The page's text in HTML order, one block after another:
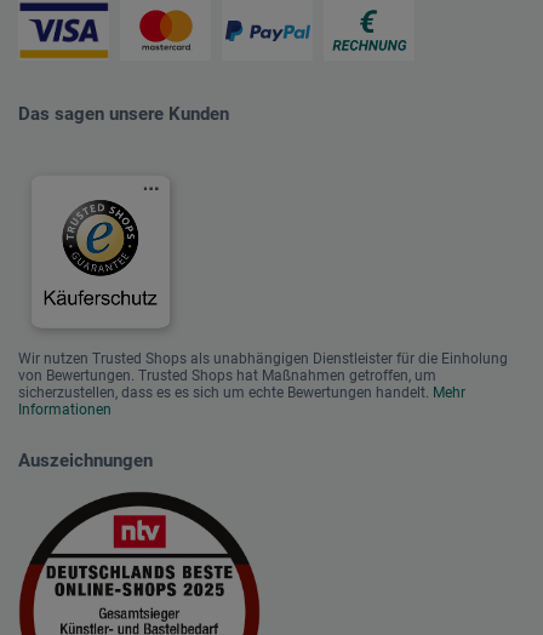
Das sagen unsere Kunden
Wir nutzen Trusted Shops als unabhängigen Dienstleister für die Einholung
von Bewertungen. Trusted Shops hat Maßnahmen getroffen, um
sicherzustellen, dass es es sich um echte Bewertungen handelt. Mehr
Informationen
Auszeichnungen